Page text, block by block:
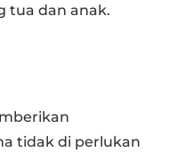
tua dan anak.
tidak di perlukan